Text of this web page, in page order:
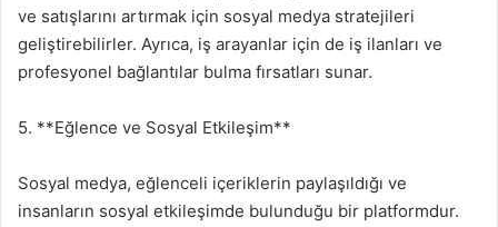
ve satışlarını artırmak için sosyal medya stratejileri
geliştirebilirler. Ayrıca, iş arayanlar için de iş ilanları ve
profesyonel bağlantılar bulma fırsatları sunar.
5. **Eğlence ve Sosyal Etkileşim**
Sosyal medya, eğlenceli içeriklerin paylaşıldığı ve
insanların sosyal etkileşimde bulunduğu bir platformdur.